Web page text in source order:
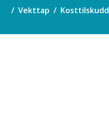
Vekttap Kosttilskudd